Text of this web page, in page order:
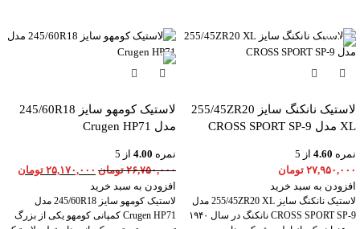
لاستیک نانکنگ سایز 255/45ZR20
XL مدل CROSS SPORT SP-9
نمره 4.60 از 5
۲۷,۹۵۰,۰۰۰ تومان
افزودن به سبد خرید
لاستیک نانکنگ سایز 255/45ZR20 XL مدل
CROSS SPORT SP-9 نانکنگ در سال ۱۹۴۰
-6%
لاستیک کومهو سایز 245/60R18
مدل Crugen HP71
نمره 4.00 از 5
۲۶,۷۵۰,۰۰۰ تومان ۲۵,۱۷۰,۰۰۰ تومان
افزودن به سبد خرید
لاستیک کومهو سایز 245/60R18 مدل
Crugen HP71 کمپانی کومهو یکی از بزرگ